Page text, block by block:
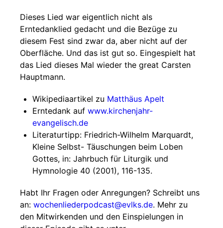
Dieses Lied war eigentlich nicht als
Erntedanklied gedacht und die Bezüge zu
diesem Fest sind zwar da, aber nicht auf der
Oberfläche. Und das ist gut so. Eingespielt hat
das Lied dieses Mal wieder the great Carsten
Hauptmann.
Wikipediaartikel zu Matthäus Apelt
Erntedank auf www.kirchenjahr-
evangelisch.de
Literaturtipp: Friedrich-Wilhelm Marquardt,
Kleine Selbst- Täuschungen beim Loben
Gottes, in: Jahrbuch für Liturgik und
Hymnologie 40 (2001), 116-135.
Habt Ihr Fragen oder Anregungen? Schreibt uns
an: wochenliederpodcast@evlks.de. Mehr zu
den Mitwirkenden und den Einspielungen in